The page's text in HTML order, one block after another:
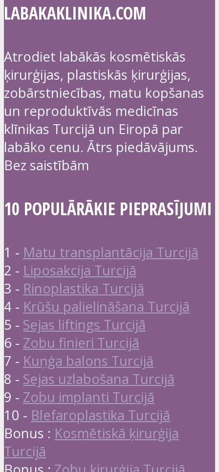
LABAKAKLINIKA.COM
Atrodiet labākās kosmētiskās
ķirurģijas, plastiskās ķirurģijas,
zobārstniecības, matu kopšanas
un reproduktīvās medicīnas
klīnikas Turcijā un Eiropā par
labāko cenu. Ātrs piedāvājums.
Bez saistībām
10 POPULĀRĀKIE PIEPRASĪJUMI
1 - Matu transplantācija Turcijā
2 - Liposakcija Turcijā
3 - Rinoplastika Turcijā
4 - Krūšu palielināšana Turcijā
5 - Sejas liftings Turcijā
6 - Zobu finieri Turcijā
7 - Kuņģa balons Turcijā
8 - Sejas uzlabošana Turcijā
9 - Zobu implanti Turcijā
10 - Blefaroplastika Turcijā
Bonus : Kosmētiskā ķirurģija
Turcijā